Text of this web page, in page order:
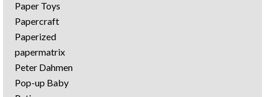
Paper Toys
Papercraft
Paperized
papermatrix
Peter Dahmen
Pop-up Baby